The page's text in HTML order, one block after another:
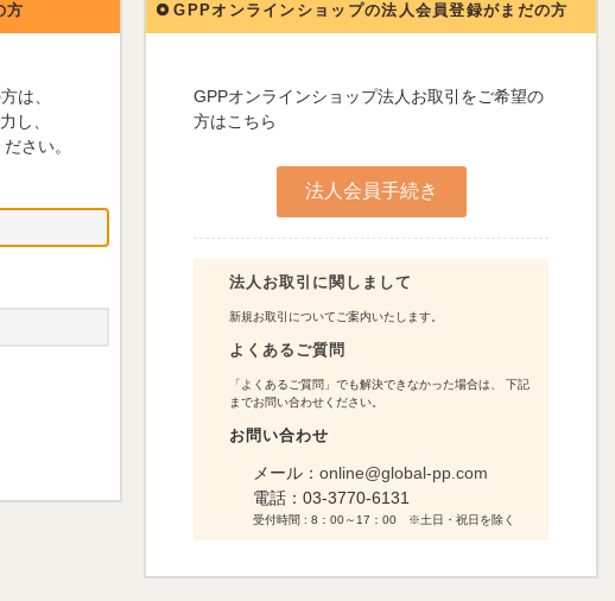
方
は、
し、
さい。
GPPオンラインショップの法人会員登録がまだの方
GPPオンラインショップ法人お取引をご希望の
方はこちら
法人お取引に関しまして
新規お取引についてご案内いたします。
よくあるご質問
「よくあるご質問」でも解決できなかった場合は、 下記
までお問い合わせください。
お問い合わせ
メール： online@global-pp.com
電話： 03-3770-6131
受付時間 : 8：00～17：00 ※土日・祝日を除く